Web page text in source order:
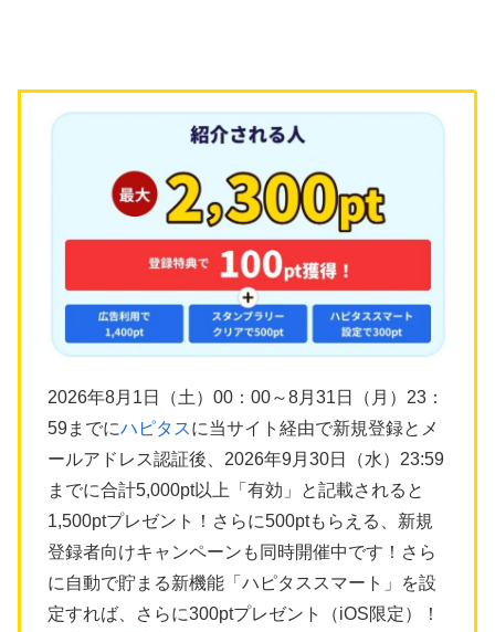
2026年8月1日（土）00：00～8月31日（月）23：
59までにハピタスに当サイト経由で新規登録とメ
ールアドレス認証後、2026年9月30日（水）23:59
までに合計5,000pt以上「有効」と記載されると
1,500ptプレゼント！さらに500ptもらえる、新規
登録者向けキャンペーンも同時開催中です！さら
に自動で貯まる新機能「ハピタススマート」を設
定すれば、さらに300ptプレゼント（iOS限定）！